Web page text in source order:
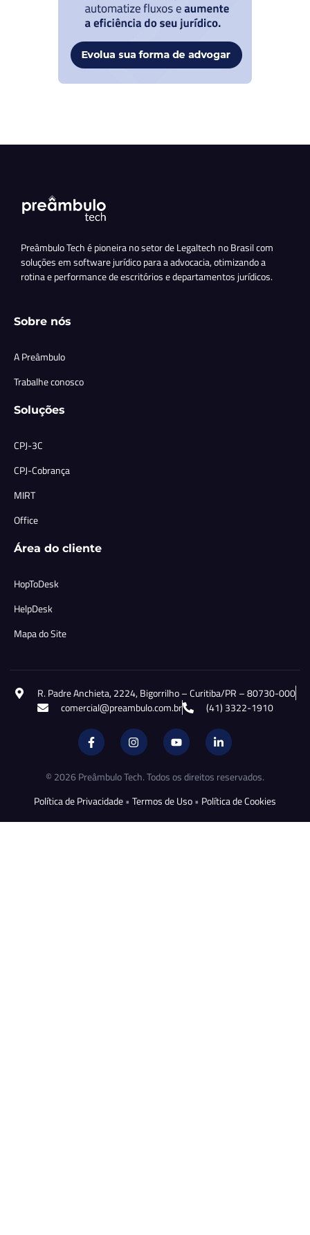
Preâmbulo Tech é pioneira no setor de Legaltech no Brasil com
soluções em software jurídico para a advocacia, otimizando a
rotina e performance de escritórios e departamentos jurídicos.
Sobre nós
A Preâmbulo
Trabalhe conosco
Soluções
CPJ-3C
CPJ-Cobrança
MIRT
Office
Área do cliente
HopToDesk
HelpDesk
Mapa do Site
R. Padre Anchieta, 2224, Bigorrilho – Curitiba/PR – 80730-000
comercial@preambulo.com.br
(41) 3322-1910
© 2026 Preâmbulo Tech. Todos os direitos reservados.
Política de Privacidade• Termos de Uso• Política de Cookies